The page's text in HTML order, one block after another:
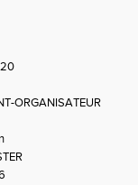
ORGANISATEUR